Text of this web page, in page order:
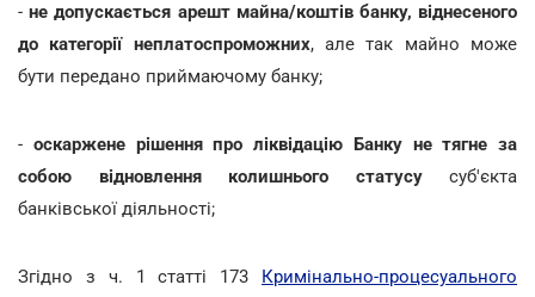
-не допускається арешт майна/коштів банку, віднесеного
до категорії неплатоспроможних, але так майно може
бути передано приймаючому банку;
- оскаржене рішення про ліквідацію Банку не тягне за
собою відновлення колишнього статусусуб'єкта
банківської діяльності;
Згідно з ч. 1 статті 173 Кримінально-процесуального